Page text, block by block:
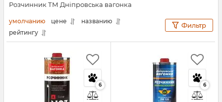
Розчинник ТМ Дніпровська вагонка
умолчанию цене
названию
рейтингу
Фильтр
6 6